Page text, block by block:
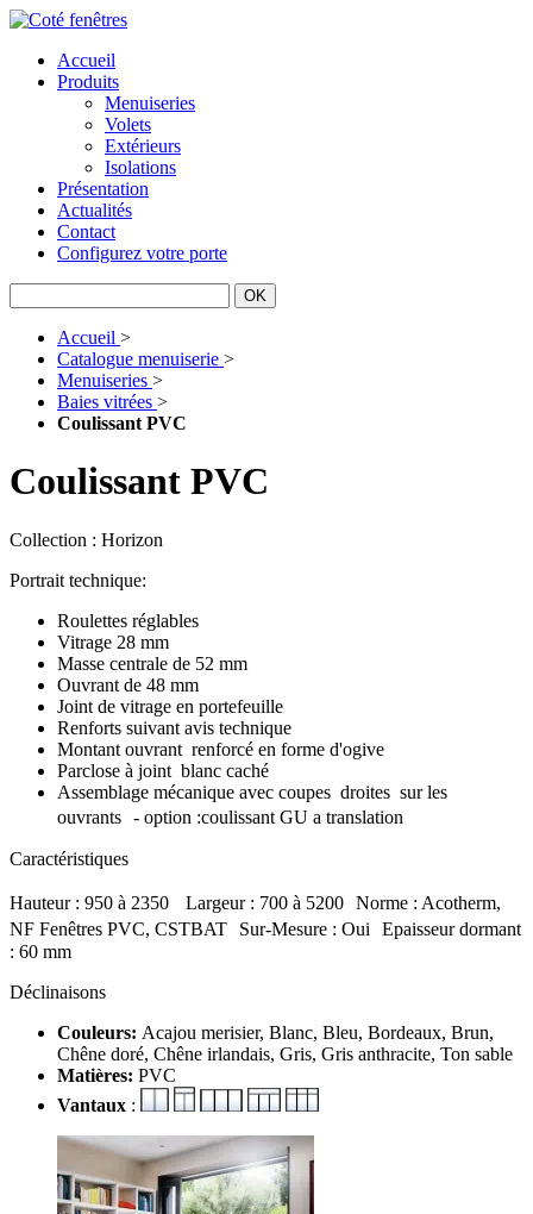
Accueil
Produits
Menuiseries
Volets
Extérieurs
Isolations
Présentation
Actualités
Contact
Configurez votre porte
Accueil >
Catalogue menuiserie >
Menuiseries >
Baies vitrées >
Coulissant PVC
Coulissant PVC
Collection : Horizon
Portrait technique:
Roulettes réglables
Vitrage 28 mm
Masse centrale de 52 mm
Ouvrant de 48 mm
Joint de vitrage en portefeuille
Renforts suivant avis technique
Montant ouvrant renforcé en forme d'ogive
Parclose à joint blanc caché
Assemblage mécanique avec coupes droites sur les
ouvrants - option :coulissant GU a translation
Caractéristiques
Hauteur : 950 à 2350 Largeur : 700 à 5200 Norme : Acotherm,
NF Fenêtres PVC, CSTBAT Sur-Mesure : Oui Epaisseur dormant
: 60 mm
Déclinaisons
Couleurs: Acajou merisier, Blanc, Bleu, Bordeaux, Brun,
Chêne doré, Chêne irlandais, Gris, Gris anthracite, Ton sable
Matières: PVC
Vantaux :